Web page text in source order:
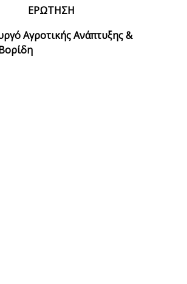
ΕΡΩΤΗΣΗ
Αγροτικής Ανάπτυξης &